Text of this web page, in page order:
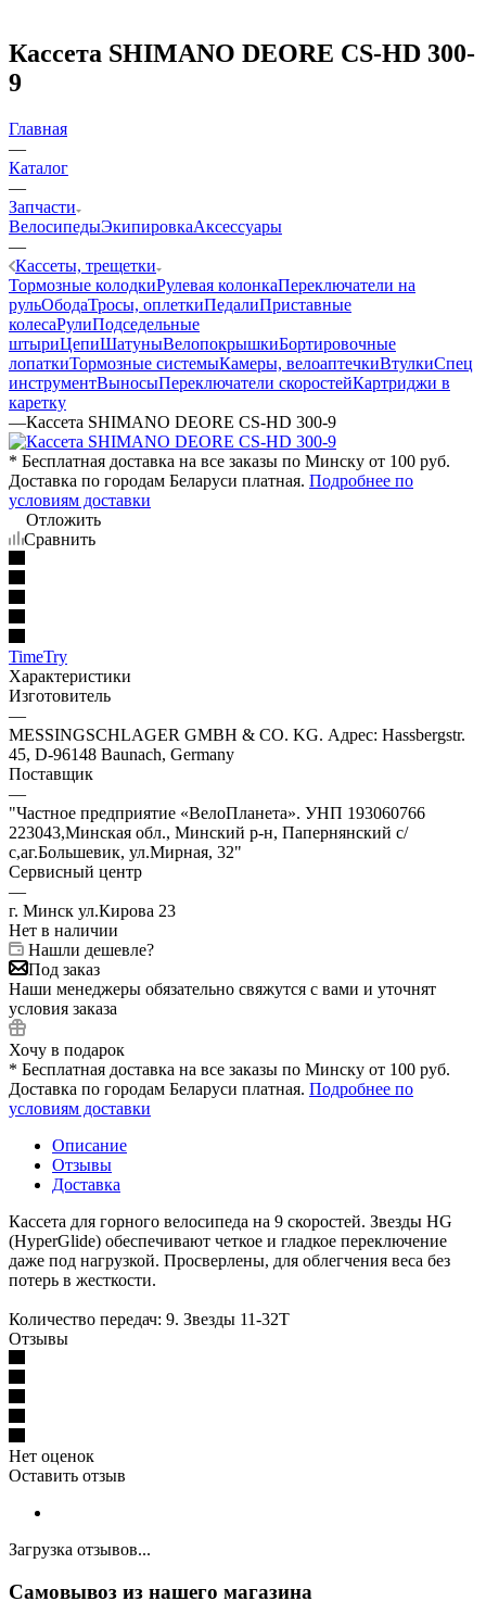
Кассета SHIMANO DEORE CS-HD 300-
9
Главная
—
Каталог
—
Запчасти
ВелосипедыЭкипировкаАксессуары
—
Кассеты, трещетки
Тормозные колодкиРулевая колонкаПереключатели на
рульОбодаТросы, оплеткиПедалиПриставные
колесаРулиПодседельные
штыриЦепиШатуныВелопокрышкиБортировочные
лопаткиТормозные системыКамеры, велоаптечкиВтулкиСпец
инструментВыносыПереключатели скоростейКартриджи в
каретку
—Кассета SHIMANO DEORE CS-HD 300-9
* Бесплатная доставка на все заказы по Минску от 100 руб.
Доставка по городам Беларуси платная. Подробнее по
условиям доставки
Отложить
Сравнить
TimeTry
Характеристики
Изготовитель
—
MESSINGSCHLAGER GMBH & CO. KG. Адрес: Hassbergstr.
45, D-96148 Baunach, Germany
Поставщик
—
"Частное предприятие «ВелоПланета». УНП 193060766
223043,Минская обл., Минский р-н, Папернянский с/
с,аг.Большевик, ул.Мирная, 32"
Сервисный центр
—
г. Минск ул.Кирова 23
Нет в наличии
Нашли дешевле?
Под заказ
Наши менеджеры обязательно свяжутся с вами и уточнят
условия заказа
Хочу в подарок
* Бесплатная доставка на все заказы по Минску от 100 руб.
Доставка по городам Беларуси платная. Подробнее по
условиям доставки
Описание
Отзывы
Доставка
Кассета для горного велосипеда на 9 скоростей. Звезды HG
(HyperGlide) обеспечивают четкое и гладкое переключение
даже под нагрузкой. Просверлены, для облегчения веса без
потерь в жесткости.
Количество передач: 9. Звезды 11-32T
Отзывы
Нет оценок
Оставить отзыв
Загрузка отзывов...
Самовывоз из нашего магазина